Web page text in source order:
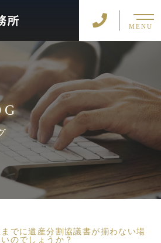
MENU
でに遺産分割協議書が揃わない場
のでしょうか？